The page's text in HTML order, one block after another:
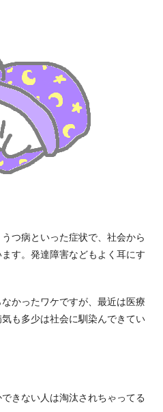
つ病といった症状で、社会から
す。発達障害などもよく耳にす
かったワケですが、最近は医療
も多少は社会に馴染んできてい
きない人は淘汰されちゃってる